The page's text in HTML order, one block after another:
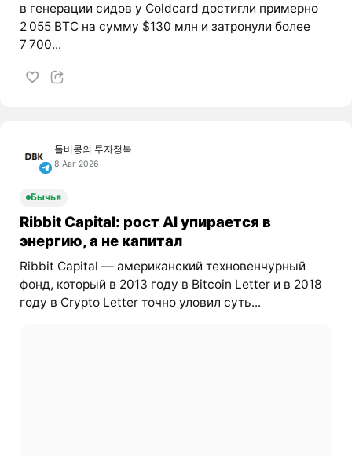
в генерации сидов у Coldcard достигли примерно
2 055 BTC на сумму $130 млн и затронули более
7 700...
돌비콩의 투자정복
8 Авг 2026
Бычья
Ribbit Capital: рост AI упирается в
энергию, а не капитал
Ribbit Capital — американский техновенчурный
фонд, который в 2013 году в Bitcoin Letter и в 2018
году в Crypto Letter точно уловил суть...